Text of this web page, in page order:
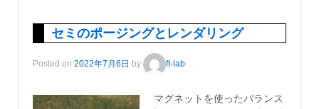
セミのポージングとレンダリング
Posted on 2022年7月6日 by ft-lab
マグネットを使ったバランス